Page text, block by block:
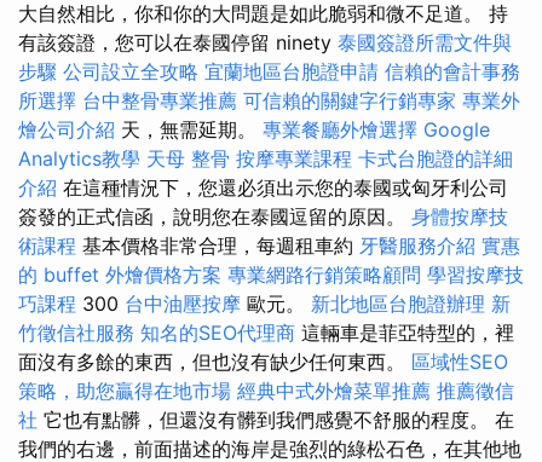
大自然相比，你和你的大問題是如此脆弱和微不足道。 持
有該簽證，您可以在泰國停留 ninety 泰國簽證所需文件與
步驟 公司設立全攻略 宜蘭地區台胞證申請 信賴的會計事務
所選擇 台中整骨專業推薦 可信賴的關鍵字行銷專家 專業外
燴公司介紹 天，無需延期。 專業餐廳外燴選擇 Google
Analytics教學 天母 整骨 按摩專業課程 卡式台胞證的詳細
介紹 在這種情況下，您還必須出示您的泰國或匈牙利公司
簽發的正式信函，說明您在泰國逗留的原因。 身體按摩技
術課程 基本價格非常合理，每週租車約 牙醫服務介紹 實惠
的 buffet 外燴價格方案 專業網路行銷策略顧問 學習按摩技
巧課程 300 台中油壓按摩 歐元。 新北地區台胞證辦理 新
竹徵信社服務 知名的SEO代理商 這輛車是菲亞特型的，裡
面沒有多餘的東西，但也沒有缺少任何東西。 區域性SEO
策略，助您贏得在地市場 經典中式外燴菜單推薦 推薦徵信
社 它也有點髒，但還沒有髒到我們感覺不舒服的程度。 在
我們的右邊，前面描述的海岸是強烈的綠松石色，在其他地